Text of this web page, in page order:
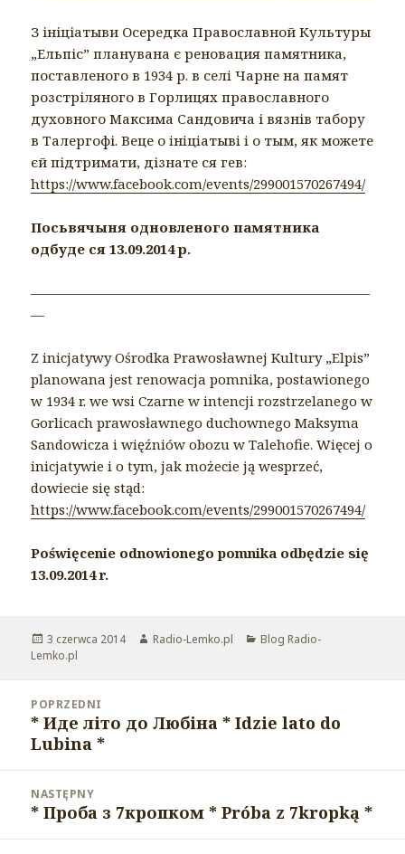
З ініціатыви Осередка Православной Культуры
„Ельпіс” планувана є реновация памятника,
поставленого в 1934 р. в селi Чарне на памят
розстріляного в Горлицях православного
духовного Максима Сандовича і вязнів табору
в Талергофі. Веце о iнiцiатывi i о тым, як можете
єй підтримати, дізнате ся гев:
https://www.facebook.com/events/299001570267494/
Посьвячыня одновленого памятника
одбуде ся 13.09.2014 р.
—————————————————————————
—
Z inicjatywy Ośrodka Prawosławnej Kultury „Elpis”
planowana jest renowacja pomnika, postawionego
w 1934 r. we wsi Czarne w intencji rozstrzelanego w
Gorlicach prawosławnego duchownego Maksyma
Sandowicza i więźniów obozu w Talehofie. Więcej o
inicjatywie i o tym, jak możecie ją wesprzeć,
dowiecie się stąd:
https://www.facebook.com/events/299001570267494/
Poświęcenie odnowionego pomnika odbędzie się
13.09.2014 r.
Opublikowano
3 czerwca 2014 Autor
Radio-Lemko.pl Kategorie
Blog Radio-
Lemko.pl
wpisu
POPRZEDNI
Poprzedni
wpis:
* Иде літо до Любіна * Idzie lato do
Lubina *
NASTĘPNY
Następny
wpis:
* Проба з 7кропком * Próba z 7kropką *